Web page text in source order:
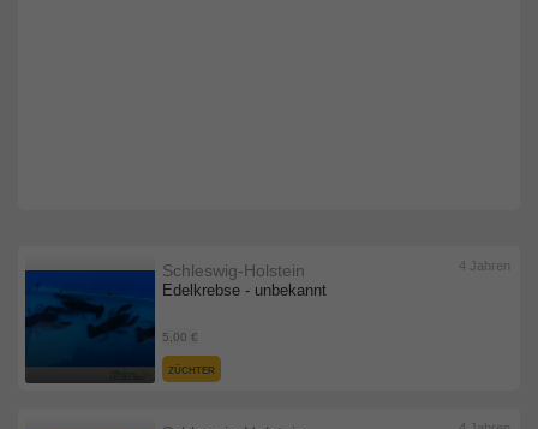
Edelkrebse - unbekannt
Schleswig-Holstein
5,00 €
4 Jahren
ZÜCHTER